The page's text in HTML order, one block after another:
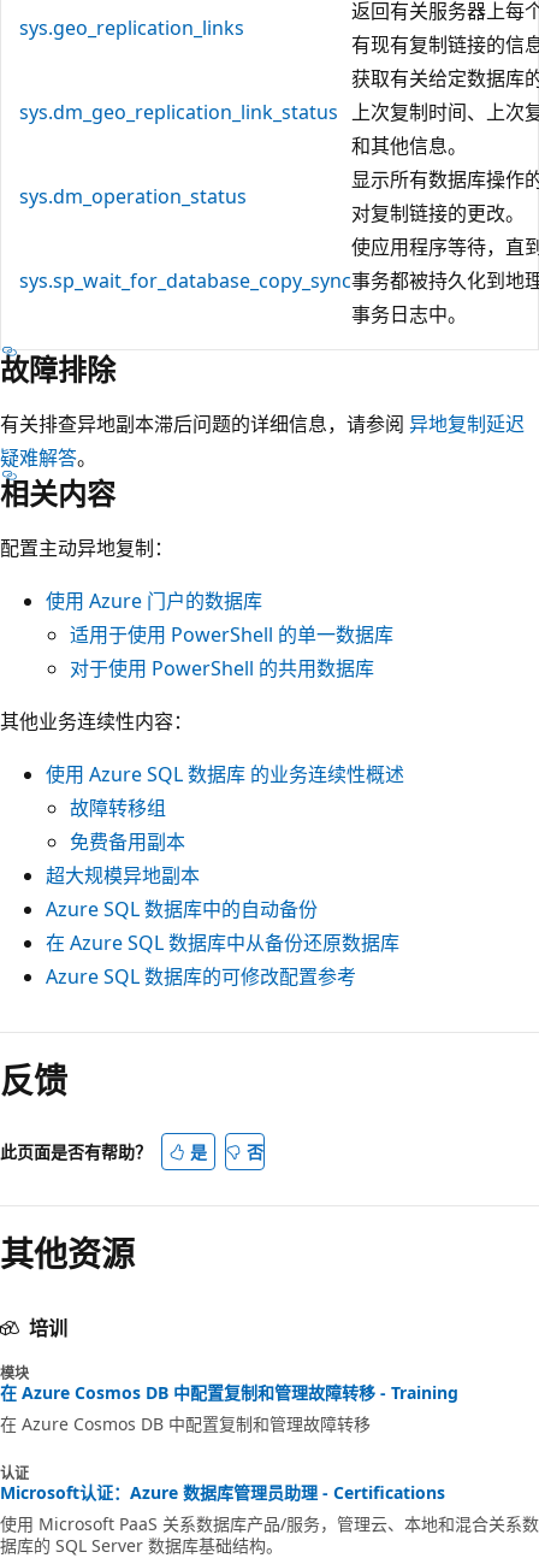
sys.geo_replication_links
返回有关服务器上每
有现有复制链接的信
sys.dm_geo_replication_link_status
获取有关给定数据库
上次复制时间、上次
和其他信息。
sys.dm_operation_status
显示所有数据库操作
对复制链接的更改。
sys.sp_wait_for_database_copy_sync
使应用程序等待，直
事务都被持久化到地
事务日志中。
故障排除
有关排查异地副本滞后问题的详细信息，请参阅 异地复制延迟
疑难解答。
相关内容
配置主动异地复制：
使用 Azure 门户的数据库
适用于使用 PowerShell 的单一数据库
对于使用 PowerShell 的共用数据库
其他业务连续性内容：
使用 Azure SQL 数据库 的业务连续性概述
故障转移组
免费备用副本
超大规模异地副本
Azure SQL 数据库中的自动备份
在 Azure SQL 数据库中从备份还原数据库
Azure SQL 数据库的可修改配置参考
反馈
此页面是否有帮助？ 是 否
其他资源
培训
模块
在 Azure Cosmos DB 中配置复制和管理故障转移 - Training
在 Azure Cosmos DB 中配置复制和管理故障转移
认证
Microsoft认证：Azure 数据库管理员助理 - Certifications
使用 Microsoft PaaS 关系数据库产品/服务，管理云、本地和混合关系数
据库的 SQL Server 数据库基础结构。